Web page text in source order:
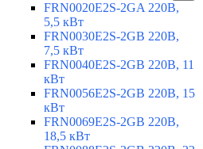
FRN0020E2S-2GA 220В,
5,5 кВт
FRN0030E2S-2GB 220В,
7,5 кВт
FRN0040E2S-2GB 220В, 11
кВт
FRN0056E2S-2GB 220В, 15
кВт
FRN0069E2S-2GB 220В,
18,5 кВт